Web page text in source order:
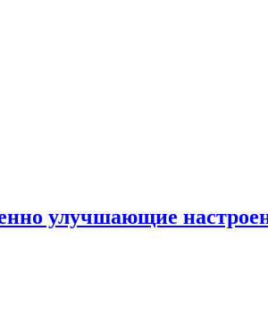
улучшающие